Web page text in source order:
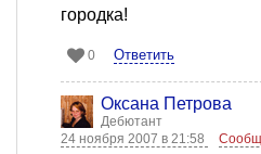
городка!
0 Ответить
Оксана Петрова
Дебютант
24 ноября 2007 в 21:58